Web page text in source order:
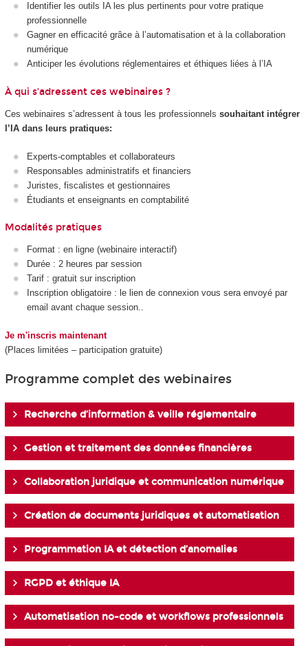
Identifier les outils IA les plus pertinents pour votre pratique
professionnelle
Gagner en efficacité grâce à l’automatisation et à la collaboration
numérique
Anticiper les évolutions réglementaires et éthiques liées à l’IA
À qui s’adressent ces webinaires ?
Ces webinaires s’adressent à tous les professionnels souhaitant intégrer
l’IA dans leurs pratiques:
Experts-comptables et collaborateurs
Responsables administratifs et financiers
Juristes, fiscalistes et gestionnaires
Étudiants et enseignants en comptabilité
Modalités pratiques
Format : en ligne (webinaire interactif)
Durée : 2 heures par session
Tarif : gratuit sur inscription
Inscription obligatoire : le lien de connexion vous sera envoyé par
email avant chaque session..
Je m'inscris maintenant
(Places limitées – participation gratuite)
Programme complet des webinaires
Recherche d’information & veille réglementaire
Gestion et traitement des données financières
Collaboration juridique et communication numérique
Création de documents juridiques et automatisation
Programmation IA et détection d’anomalies
RGPD et éthique IA
Automatisation no-code et workflows professionnels